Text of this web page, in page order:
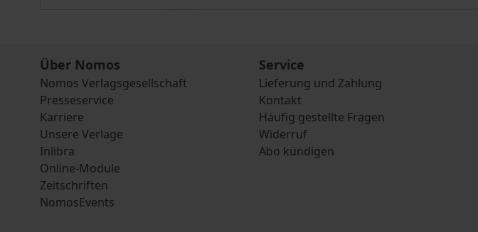
Über Nomos
Nomos Verlagsgesellschaft
Presseservice
Karriere
Unsere Verlage
Inlibra
Online-Module
Zeitschriften
NomosEvents
Service
Lieferung und Zahlung
Kontakt
Häufig gestellte Fragen
Widerruf
Abo kündigen